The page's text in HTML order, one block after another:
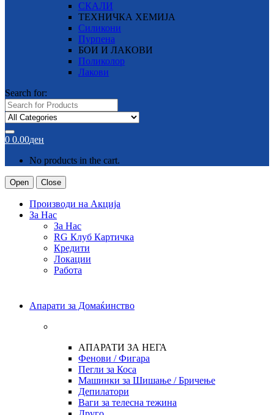
СКАЛИ
ТЕХНИЧКА ХЕМИЈА
Силикони
Пурпена
БОИ И ЛАКОВИ
Поликолор
Лакови
Search for:
0 0.00ден
No products in the cart.
Open Close
Производи на Акција
За Нас
За Нас
RG Клуб Картичка
Кредити
Локации
Работа
Апарати за Домаќинство
АПАРАТИ ЗА НЕГА
Фенови / Фигара
Пегли за Коса
Машинки за Шишање / Бричење
Депилатори
Ваги за телесна тежина